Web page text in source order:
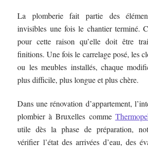
La plomberie fait partie des
invisibles une fois le chantier terminé.
pour cette raison qu’elle doit être
finitions. Une fois le carrelage posé, les
ou les meubles installés, chaque
plus difficile, plus longue et plus chère.
Dans une rénovation d’appartement,
plombier à Bruxelles comme
utile dès la phase de préparation,
vérifier l’état des arrivées d’eau, des